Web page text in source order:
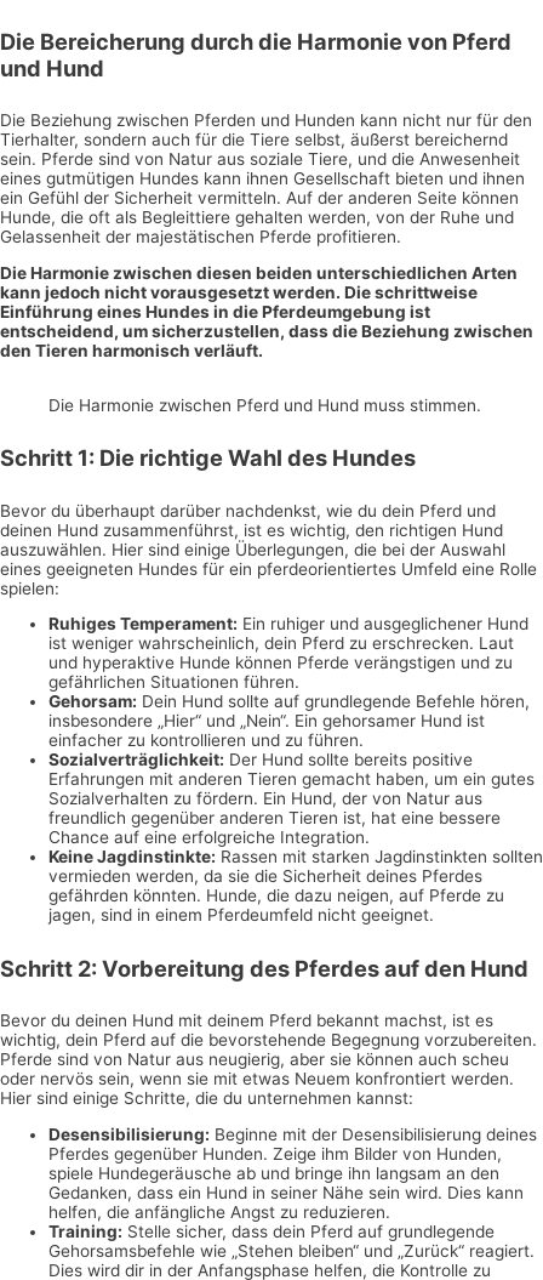
Die Bereicherung durch die Harmonie von Pferd
und Hund
Die Beziehung zwischen Pferden und Hunden kann nicht nur für den
Tierhalter, sondern auch für die Tiere selbst, äußerst bereichernd
sein. Pferde sind von Natur aus soziale Tiere, und die Anwesenheit
eines gutmütigen Hundes kann ihnen Gesellschaft bieten und ihnen
ein Gefühl der Sicherheit vermitteln. Auf der anderen Seite können
Hunde, die oft als Begleittiere gehalten werden, von der Ruhe und
Gelassenheit der majestätischen Pferde profitieren.
Die Harmonie zwischen diesen beiden unterschiedlichen Arten
kann jedoch nicht vorausgesetzt werden. Die schrittweise
Einführung eines Hundes in die Pferdeumgebung ist
entscheidend, um sicherzustellen, dass die Beziehung zwischen
den Tieren harmonisch verläuft.
Die Harmonie zwischen Pferd und Hund muss stimmen.
Schritt 1: Die richtige Wahl des Hundes
Bevor du überhaupt darüber nachdenkst, wie du dein Pferd und
deinen Hund zusammenführst, ist es wichtig, den richtigen Hund
auszuwählen. Hier sind einige Überlegungen, die bei der Auswahl
eines geeigneten Hundes für ein pferdeorientiertes Umfeld eine Rolle
spielen:
Ruhiges Temperament: Ein ruhiger und ausgeglichener Hund
ist weniger wahrscheinlich, dein Pferd zu erschrecken. Laut
und hyperaktive Hunde können Pferde verängstigen und zu
gefährlichen Situationen führen.
Gehorsam: Dein Hund sollte auf grundlegende Befehle hören,
insbesondere „Hier“ und „Nein“. Ein gehorsamer Hund ist
einfacher zu kontrollieren und zu führen.
Sozialverträglichkeit: Der Hund sollte bereits positive
Erfahrungen mit anderen Tieren gemacht haben, um ein gutes
Sozialverhalten zu fördern. Ein Hund, der von Natur aus
freundlich gegenüber anderen Tieren ist, hat eine bessere
Chance auf eine erfolgreiche Integration.
Keine Jagdinstinkte: Rassen mit starken Jagdinstinkten sollten
vermieden werden, da sie die Sicherheit deines Pferdes
gefährden könnten. Hunde, die dazu neigen, auf Pferde zu
jagen, sind in einem Pferdeumfeld nicht geeignet.
Schritt 2: Vorbereitung des Pferdes auf den Hund
Bevor du deinen Hund mit deinem Pferd bekannt machst, ist es
wichtig, dein Pferd auf die bevorstehende Begegnung vorzubereiten.
Pferde sind von Natur aus neugierig, aber sie können auch scheu
oder nervös sein, wenn sie mit etwas Neuem konfrontiert werden.
Hier sind einige Schritte, die du unternehmen kannst:
Desensibilisierung: Beginne mit der Desensibilisierung deines
Pferdes gegenüber Hunden. Zeige ihm Bilder von Hunden,
spiele Hundegeräusche ab und bringe ihn langsam an den
Gedanken, dass ein Hund in seiner Nähe sein wird. Dies kann
helfen, die anfängliche Angst zu reduzieren.
Training: Stelle sicher, dass dein Pferd auf grundlegende
Gehorsamsbefehle wie „Stehen bleiben“ und „Zurück“ reagiert.
Dies wird dir in der Anfangsphase helfen, die Kontrolle zu